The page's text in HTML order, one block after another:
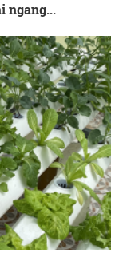
ngang...